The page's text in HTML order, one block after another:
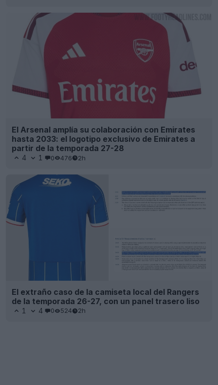
El Arsenal amplía su colaboración con Emirates
hasta 2033: el logotipo exclusivo de Emirates a
partir de la temporada 27-28
4 1 0 476 2h
El extraño caso de la camiseta local del Rangers
de la temporada 26-27, con un panel trasero liso
1 4 0 524 2h